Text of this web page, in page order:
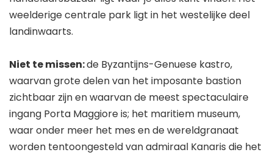
weelderige centrale park ligt in het westelijke deel
landinwaarts.
Niet te missen:de Byzantijns-Genuese kastro,
waarvan grote delen van het imposante bastion
zichtbaar zijn en waarvan de meest spectaculaire
ingang Porta Maggiore is; het maritiem museum,
waar onder meer het mes en de wereldgranaat
worden tentoongesteld van admiraal Kanaris die het